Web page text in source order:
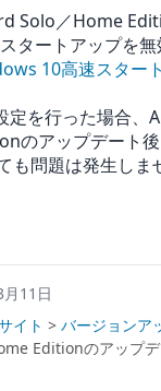
Solo／Home
タートアップを無
10高速スター
定を行った場合、
のアップデート
も問題は発生しま
11日
イト > バージョンア
Editionのアップ